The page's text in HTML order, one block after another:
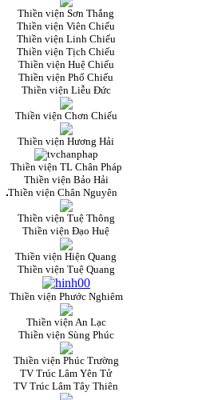
Thiền viện Sơn Thắng
Thiền viện Viên Chiếu
Thiền viện Linh Chiếu
Thiền viện Tịch Chiếu
Thiền viện Huệ Chiếu
Thiền viện Phổ Chiếu
Thiền viện Liễu Đức
Thiền viện Chơn Chiếu
Thiền viện Hương Hải
Thiền viện TL Chân Pháp
Thiền viện Bảo Hải
Thiền viện Chân Nguyên
Thiền viện Tuệ Thông
Thiền viện Đạo Huệ
Thiền viện Hiện Quang
Thiền viện Tuệ Quang
Thiền viện Phước Nghiêm
Thiền viện An Lạc
Thiền viện Sùng Phúc
Thiền viện Phúc Trường
TV Trúc Lâm Yên Tử
TV Trúc Lâm Tây Thiên